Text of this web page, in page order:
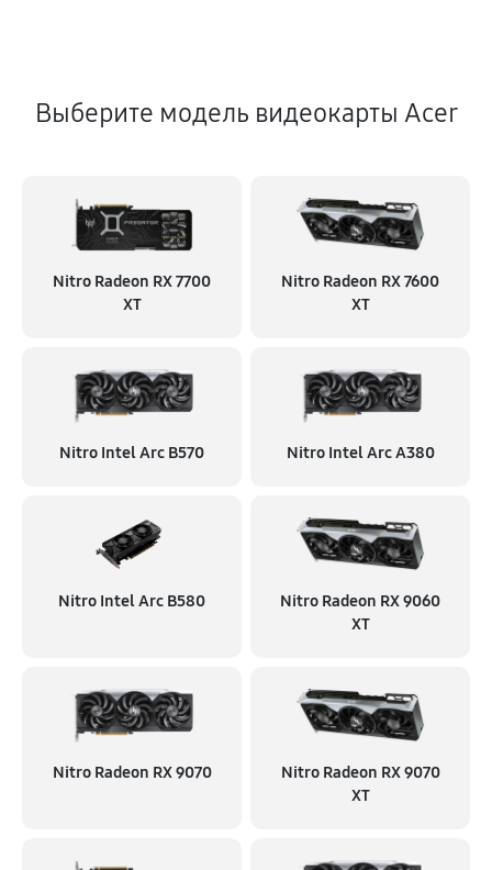
Выберите модель видеокарты Acer
Nitro Radeon RX 7700
XT
Nitro Radeon RX 7600
XT
Nitro Intel Arc B570 Nitro Intel Arc A380
Nitro Intel Arc B580
Nitro Radeon RX 9060
XT
Nitro Radeon RX 9070
Nitro Radeon RX 9070
XT